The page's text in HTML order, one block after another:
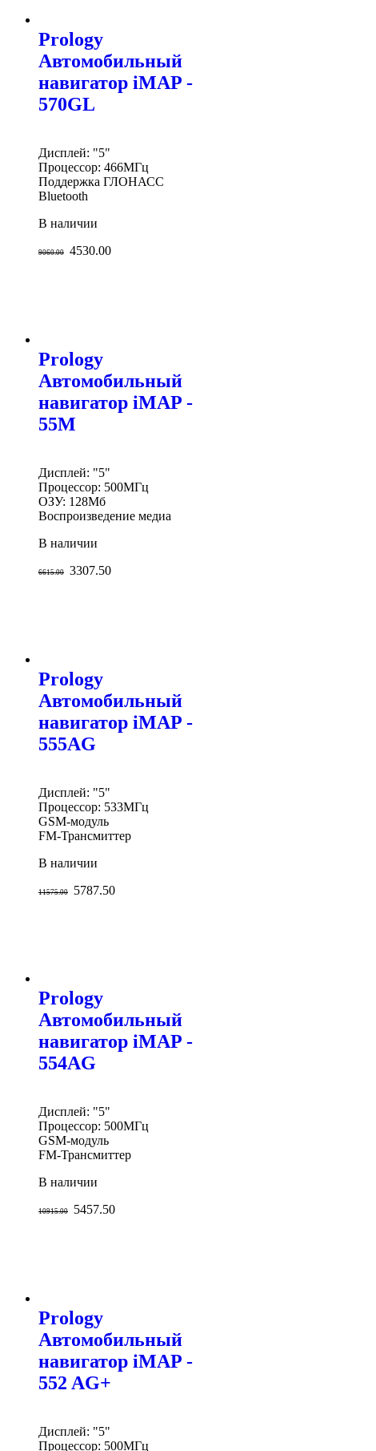
Prology
Автомобильный
навигатор iMAP -
570GL
Дисплей: "5"
Процессор: 466МГц
Поддержка ГЛОНАСС
Bluetooth
В наличии
9060.00 4530.00
Prology
Автомобильный
навигатор iMAP -
55M
Дисплей: "5"
Процессор: 500МГц
ОЗУ: 128Мб
Воспроизведение медиа
В наличии
6615.00 3307.50
Prology
Автомобильный
навигатор iMAP -
555AG
Дисплей: "5"
Процессор: 533МГц
GSM-модуль
FM-Трансмиттер
В наличии
11575.00 5787.50
Prology
Автомобильный
навигатор iMAP -
554AG
Дисплей: "5"
Процессор: 500МГц
GSM-модуль
FM-Трансмиттер
В наличии
10915.00 5457.50
Prology
Автомобильный
навигатор iMAP -
552 AG+
Дисплей: "5"
Процессор: 500МГц